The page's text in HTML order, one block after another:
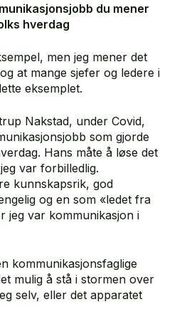
du mener
hverdag
men jeg mener det
at mange sjefer og ledere i
eksemplet.
Nakstad, under Covid,
som gjorde
Hans måte å løse det
var forbilledlig.
kunnskapsrik, god
og en som «ledet fra
jeg var kommunikasjon i
kommunikasjonsfaglige
mulig å stå i stormen over
selv, eller det apparatet